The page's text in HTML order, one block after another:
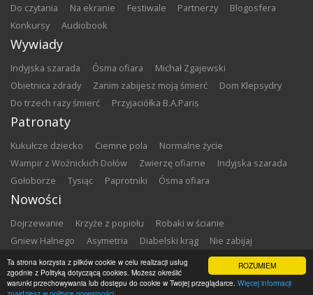
ROZUMIEM
Ta strona korzysta z plików cookie w celu realizacji usług
zgodnie z Polityką dotyczącą cookies. Możesz określić
warunki przechowywania lub dostępu do cookie w Twojej przeglądarce. Więcej informacji
do czytania
na ekranie festiwale partnerzy
blogosfera
konkursy
audiobook
Wywiady
Indyjska szarada Ósma ofiara
Michał Zgajewski
Obietnica zdrady
Zanim zabijesz moją śmierć
Dom Klepsydry
Do trzech razy śmierć
Przyjaciółka B.A.Paris
Patronaty
Kukułcze dziecko Ciemne pola
Normalne życie
Wampir z Woźnickich Dołów
Zwierzę ofiarne
Indyjska szarada
Gołoborze
Tysiąc Paprotniki Ósma ofiara
Nowości
Dojrzewanie Krzyże z popiołu
Robaki w ścianie
Gniew Halnego
Asymetria Diabelski krąg
Nie zabijaj
Dowody zbrodni
Zemsta Matki chrzestne
Copyright ©2026Zbrodnia w Bibliotece